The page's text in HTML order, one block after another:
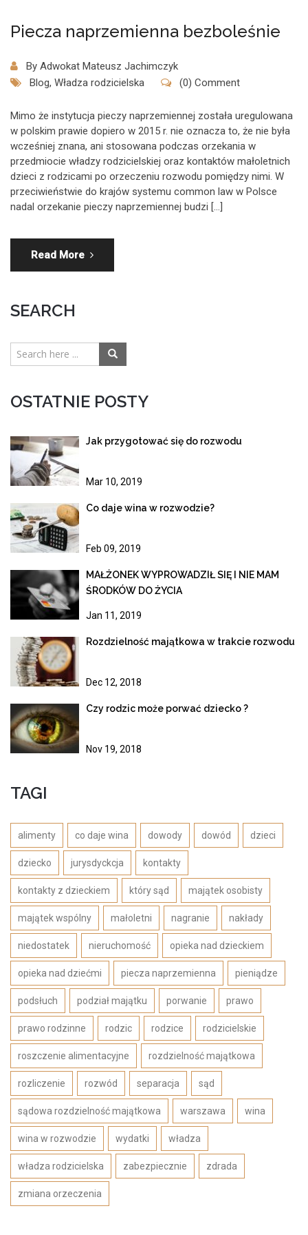
Piecza naprzemienna bezboleśnie
By Adwokat Mateusz Jachimczyk
Blog, Władza rodzicielska (0) Comment
Mimo że instytucja pieczy naprzemiennej została uregulowana
w polskim prawie dopiero w 2015 r. nie oznacza to, że nie była
wcześniej znana, ani stosowana podczas orzekania w
przedmiocie władzy rodzicielskiej oraz kontaktów małoletnich
dzieci z rodzicami po orzeczeniu rozwodu pomiędzy nimi. W
przeciwieństwie do krajów systemu common law w Polsce
nadal orzekanie pieczy naprzemiennej budzi […]
Read More
SEARCH
OSTATNIE POSTY
Jak przygotować się do rozwodu
Mar 10, 2019
Co daje wina w rozwodzie?
Feb 09, 2019
MAŁŻONEK WYPROWADZIŁ SIĘ I NIE MAM
ŚRODKÓW DO ŻYCIA
Jan 11, 2019
Rozdzielność majątkowa w trakcie rozwodu
Dec 12, 2018
Czy rodzic może porwać dziecko ?
Nov 19, 2018
TAGI
alimenty co daje wina dowody dowód dzieci
dziecko jurysdyckcja kontakty
kontakty z dzieckiem który sąd majątek osobisty
majątek wspólny małoletni nagranie nakłady
niedostatek nieruchomość opieka nad dzieckiem
opieka nad dziećmi piecza naprzemienna pieniądze
podsłuch podział majątku porwanie prawo
prawo rodzinne rodzic rodzice rodzicielskie
roszczenie alimentacyjne rozdzielność majątkowa
rozliczenie rozwód separacja sąd
sądowa rozdzielność majątkowa warszawa wina
wina w rozwodzie wydatki władza
władza rodzicielska zabezpiecznie zdrada
zmiana orzeczenia